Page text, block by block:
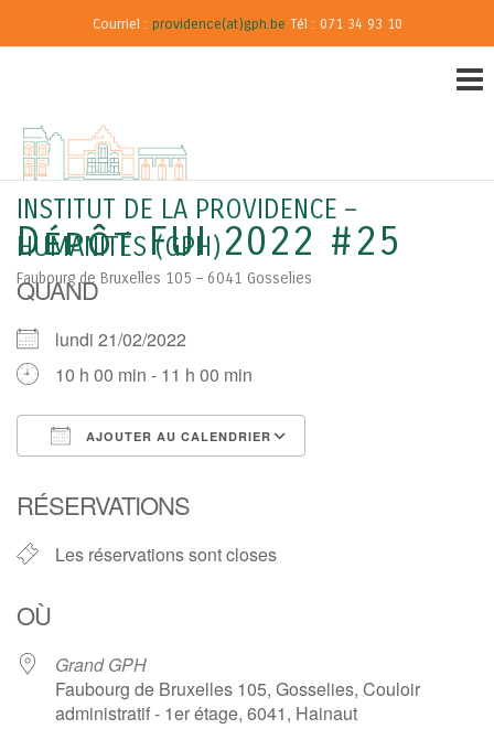
Courriel : providence(at)gph.be Tél : 071 34 93 10
INSTITUT DE LA PROVIDENCE –
HUMANITÉS (GPH)
Faubourg de Bruxelles 105 – 6041 Gosselies
Dépôt FUI 2022 #25
QUAND
lundi 21/02/2022
10 h 00 min - 11 h 00 min
AJOUTER AU CALENDRIER
RÉSERVATIONS
Les réservations sont closes
OÙ
Grand GPH
Faubourg de Bruxelles 105, Gosselies, Couloir
administratif - 1er étage, 6041, Hainaut